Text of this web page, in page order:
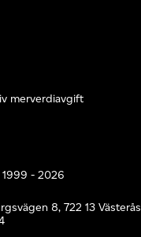
merverdiavgift
- 2026
8, 722 13 Västerås